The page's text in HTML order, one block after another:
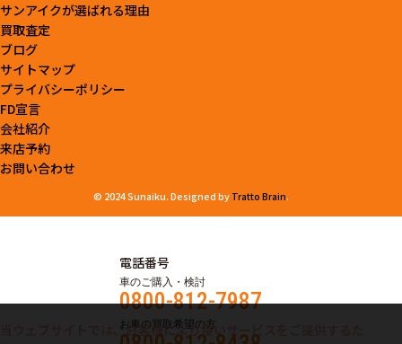
サンアイクが選ばれる理由
買取査定
ブログ
サイトマップ
プライバシーポリシー
FD宣言
会社紹介
来店予約
お問い合わせ
© 2024 Sunaiku. Designed by Tratto Brain.
電話番号
車のご購入・検討
0800-812-7987
お車の買取希望の方
当ウェブサイトでは、お客様により良いサービスをご提供するた